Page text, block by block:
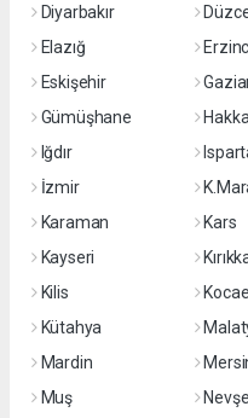
Diyarbakır
Elazığ
Eskişehir
Gümüşhane
Iğdır
İzmir
Karaman
Kars
Kayseri
Kilis
Kütahya
Mardin
Muş